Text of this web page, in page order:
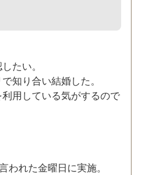
たい。
知り合い結婚した。
用している気がするので
われた金曜日に実施。